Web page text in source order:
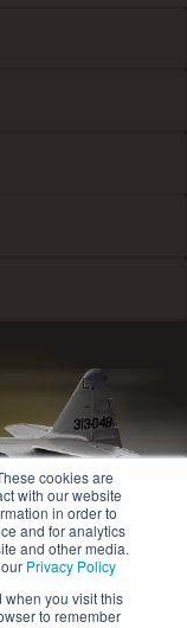
cookies are
with our website
in order to
and for analytics
and other media.
Privacy Policy
when you visit this
to remember
reserved